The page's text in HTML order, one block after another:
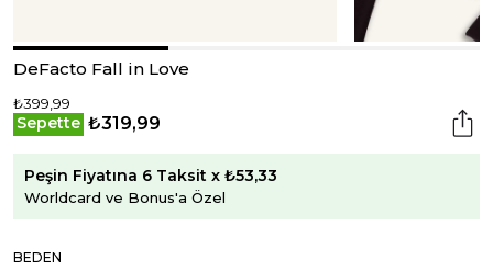
DeFacto Fall in Love
₺399,99
Sepette ₺319,99
Peşin Fiyatına 6 Taksit x ₺53,33
Worldcard ve Bonus'a Özel
BEDEN